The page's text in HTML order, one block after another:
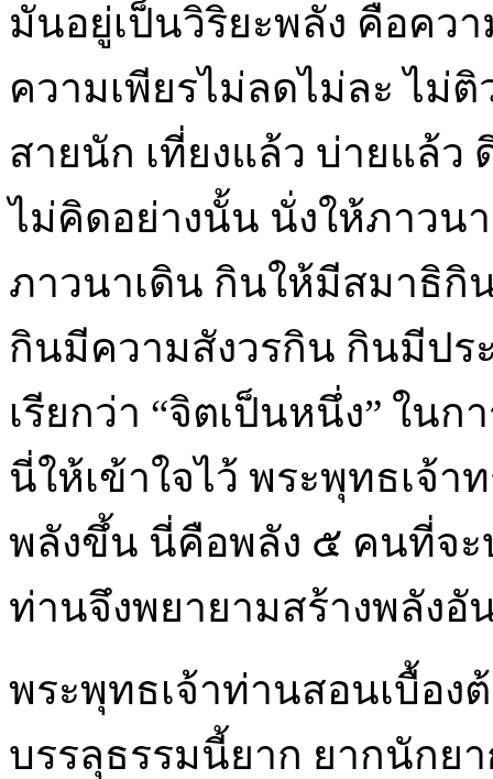
มันอยู่เป็นวิริยะพลัง คือควา
ความเพียรไม่ลดไม่ละ ไม่
สายนัก เที่ยงแล้ว บ่ายแล้ว
ไม่คิดอย่างนั้น นั่งให้ภาวน
ภาวนาเดิน กินให้มีสมาธิ
กินมีความสังวรกิน กินมีปร
เรียกว่า “จิตเป็นหนึ่ง” ใน
นี่ให้เข้าใจไว้ พระพุทธเจ้า
พลังขึ้น นี่คือพลัง ๕ คนที่จ
ท่านจึงพยายามสร้างพลังอั
พระพุทธเจ้าท่านสอนเบื้อ
บรรลุธรรมนี้ยาก ยากนักย